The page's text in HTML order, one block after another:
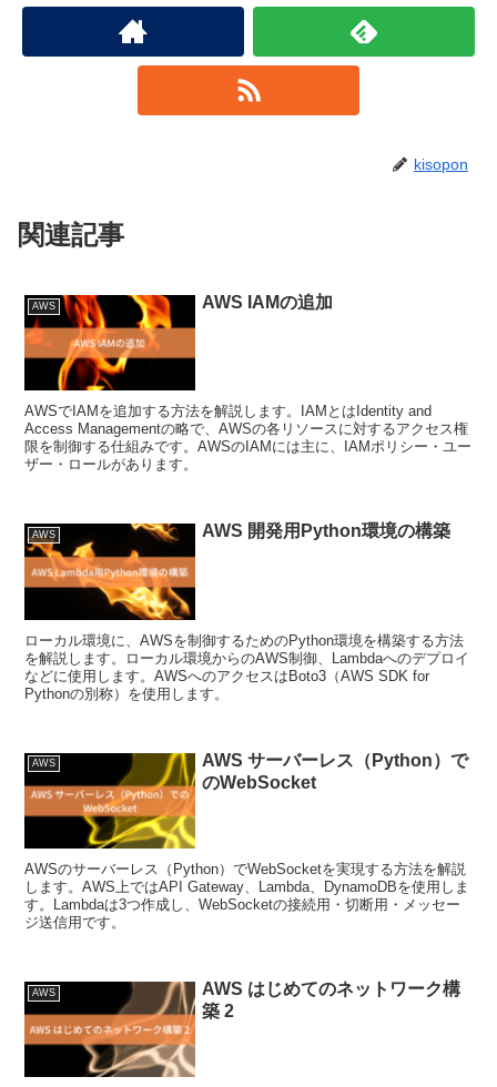
kisopon
関連記事
AWS AWS IAMの追加
AWSでIAMを追加する方法を解説します。IAMとはIdentity and
Access Managementの略で、AWSの各リソースに対するアクセス権
限を制御する仕組みです。AWSのIAMには主に、IAMポリシー・ユー
ザー・ロールがあります。
AWS AWS 開発用Python環境の構築
ローカル環境に、AWSを制御するためのPython環境を構築する方法
を解説します。ローカル環境からのAWS制御、Lambdaへのデプロイ
などに使用します。AWSへのアクセスはBoto3（AWS SDK for
Pythonの別称）を使用します。
AWS
AWS サーバーレス（Python）で
のWebSocket
AWSのサーバーレス（Python）でWebSocketを実現する方法を解説
します。AWS上ではAPI Gateway、Lambda、DynamoDBを使用しま
す。Lambdaは3つ作成し、WebSocketの接続用・切断用・メッセー
ジ送信用です。
AWS
AWS はじめてのネットワーク構
築 2